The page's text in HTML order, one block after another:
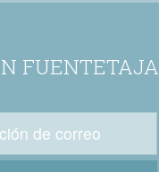
FUENTETAJA